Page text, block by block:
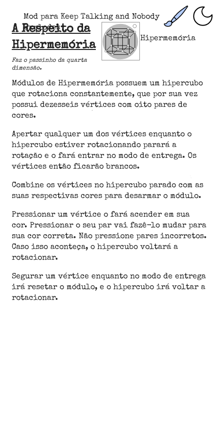
Mod para Keep Talking and Nobody
Explodes
Hipermemória
A Respeito da
Hipermemória
Faz o passinho da quarta
dimensão.
Módulos de Hipermemória possuem um hipercubo
que rotaciona constantemente, que por sua vez
possui dezesseis vértices com oito pares de
cores.
Apertar qualquer um dos vértices enquanto o
hipercubo estiver rotacionando parará a
rotação e o fará entrar no modo de entrega. Os
vértices então ficarão brancos.
Combine os vértices no hipercubo parado com as
suas respectivas cores para desarmar o módulo.
Pressionar um vértice o fará acender em sua
cor. Pressionar o seu par vai fazê-lo mudar para
sua cor correta. Não pressione pares incorretos.
Caso isso aconteça, o hipercubo voltará a
rotacionar.
Segurar um vértice enquanto no modo de entrega
irá resetar o módulo, e o hipercubo irá voltar a
rotacionar.